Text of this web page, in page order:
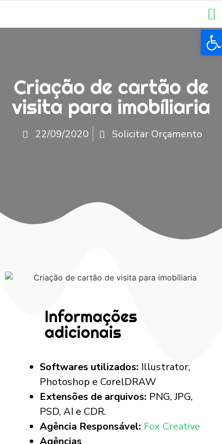
Criação de cartão de
visita para imobíliaria
22/09/2020 Solicitar Orçamento
Informações
adicionais
Softwares utilizados: Illustrator,
Photoshop e CorelDRAW
Extensões de arquivos: PNG, JPG,
PSD, AI e CDR.
Agência Responsável: Fox Creative
Agências